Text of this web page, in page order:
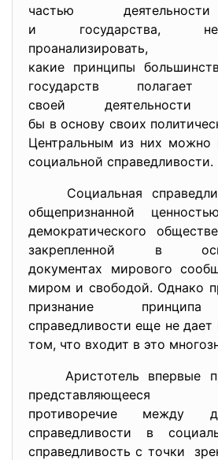
частью
и государства,
проанализировать,
какие принципы
государств
своей
бы в основу своих
Центральным из них можно
социальной справедливости.
Социальная
общепризнанной
демократического
закрепленной в
документах мирового
миром и свободой. Однако
признание
справедливости еще не дает
том, что входит в это
Аристотель впервые
представляющееся
противоречие между
справедливости в
справедливость с точки